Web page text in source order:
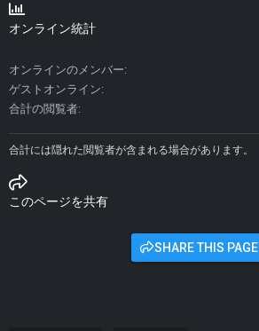
オンライン統計
オンラインのメンバー
ゲストオンライン
合計の閲覧者
合計には隠れた閲覧者が含まれる場合があります。
このページを共有
SHARE THIS PAGE